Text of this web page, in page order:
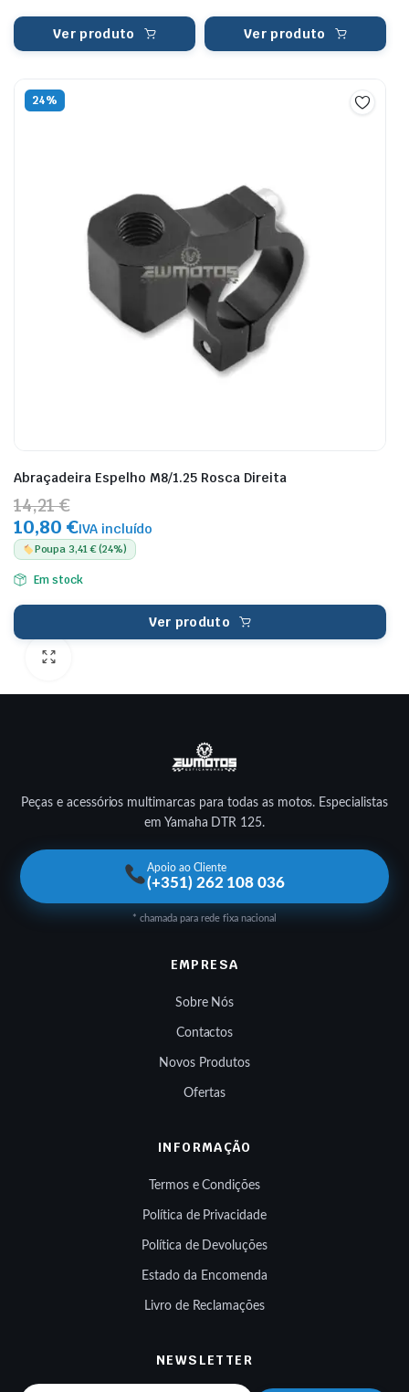
Ver produto Ver produto
24%
Abraçadeira Espelho M8/1.25 Rosca Direita
14,21 €
10,80 €IVA incluído
Poupa 3,41 € (24%)
Em stock
Ver produto
Peças e acessórios multimarcas para todas as motos. Especialistas
em Yamaha DTR 125.
Apoio ao Cliente
(+351) 262 108 036
* chamada para rede fixa nacional
EMPRESA
Sobre Nós
Contactos
Novos Produtos
Ofertas
INFORMAÇÃO
Termos e Condições
Política de Privacidade
Política de Devoluções
Estado da Encomenda
Livro de Reclamações
NEWSLETTER